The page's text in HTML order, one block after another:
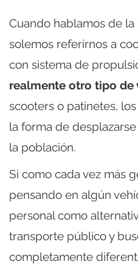
Cuando hablamos de
solemos referirnos a
con sistema de
realmente otro tipo de
scooters o patinetes,
la forma de
la población.
Si como cada vez más
pensando en algún
personal como
transporte público y
completamente